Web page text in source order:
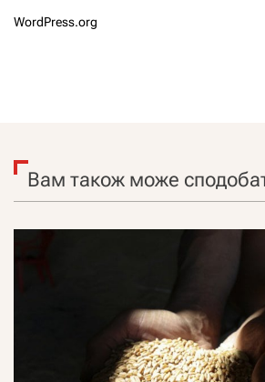
WordPress.org
Вам також може